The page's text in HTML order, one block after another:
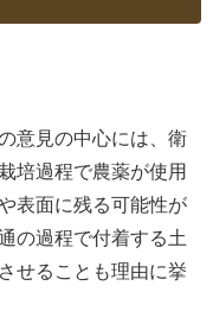
意見の中心には、衛
培過程で農薬が使用
表面に残る可能性が
の過程で付着する土
せることも理由に挙